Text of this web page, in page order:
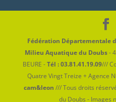
Fédération Départementale
Milieu Aquatique du Doubs-
BEURE -Tél : 03.81.41.19.09///
Quatre Vingt Treize + Agence
cam&leon /// Tous droits
du Doubs - Images